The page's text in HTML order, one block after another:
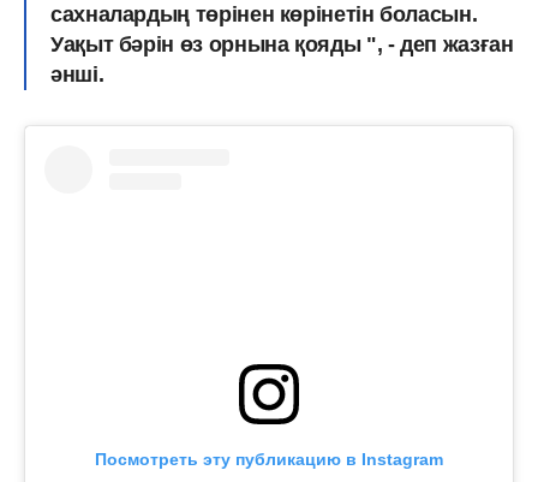
сахналардың төрінен көрінетін боласын.
Уақыт бәрін өз орнына қояды ", - деп жазған
әнші.
Посмотреть эту публикацию в Instagram